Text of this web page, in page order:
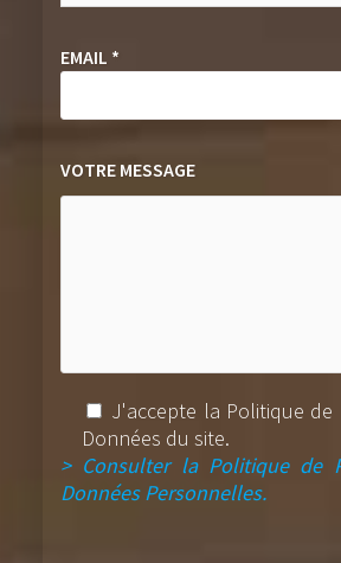
EMAIL *
VOTRE MESSAGE
J'accepte la Politique de
Données du site.
> Consulter la Politique de
Données Personnelles.